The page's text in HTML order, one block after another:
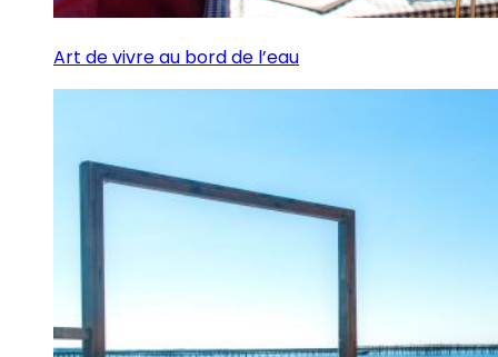
Art de vivre au bord de l’eau